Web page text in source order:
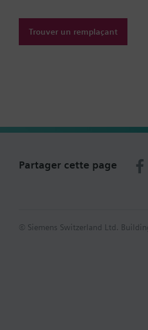
Trouver un remplaçant
Partager cette page
© Siemens Switzerland Ltd.